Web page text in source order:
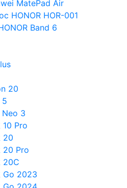
MatePad Air
HONOR HOR-001
Band 6
20
5
Neo 3
10 Pro
20
20 Pro
20C
Go 2023